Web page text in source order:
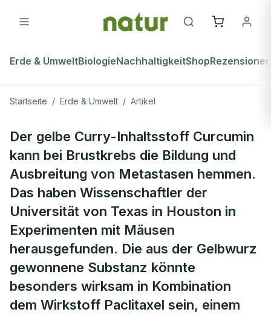
Erde & UmweltBiologieNachhaltigkeitShopRezensionen
Startseite / Erde & Umwelt / Artikel
Curry gegen Brustkrebs
Der gelbe Curry-Inhaltsstoff Curcumin
kann bei Brustkrebs die Bildung und
Ausbreitung von Metastasen hemmen.
Das haben Wissenschaftler der
Universität von Texas in Houston in
Experimenten mit Mäusen
herausgefunden. Die aus der Gelbwurz
gewonnene Substanz könnte
besonders wirksam in Kombination
dem Wirkstoff Paclitaxel sein, einem